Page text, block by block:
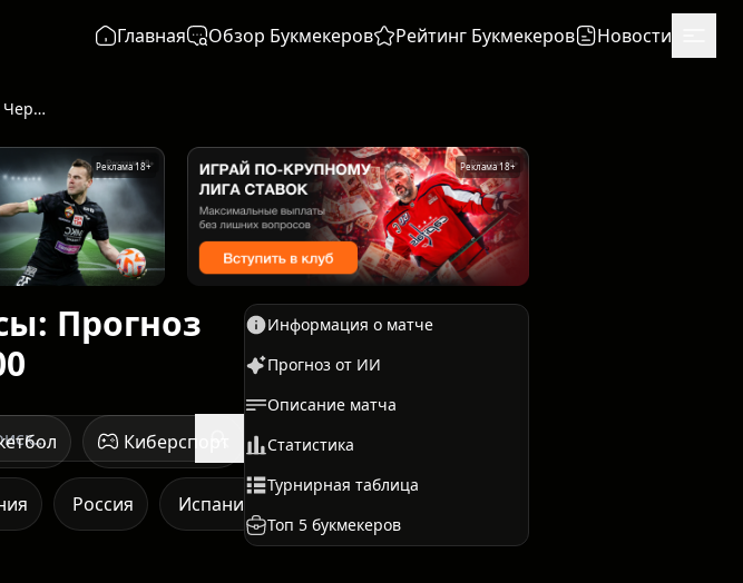
Главная Обзор Букмекеров Рейтинг Букмекеров Новости
Колос Ковалёвка - ЛНЗ Черкассы: Прогноз от ИИ - начало 18 апреля в 13:00
Реклама 18+ Реклама 18+
Прогноз
Киберспорт Единоборства
Россия Испания
Информация о матче
Прогноз от ИИ
Описание матча
Статистика
Турнирная таблица
Топ 5 букмекеров